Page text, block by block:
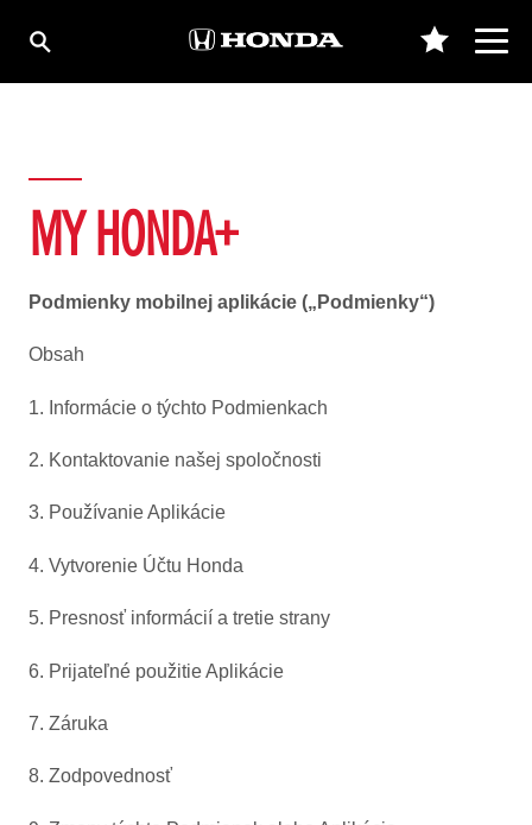
MY HONDA+
Podmienky mobilnej aplikácie („Podmienky“)
Obsah
1. Informácie o týchto Podmienkach
2. Kontaktovanie našej spoločnosti
3. Používanie Aplikácie
4. Vytvorenie Účtu Honda
5. Presnosť informácií a tretie strany
6. Prijateľné použitie Aplikácie
7. Záruka
8. Zodpovednosť